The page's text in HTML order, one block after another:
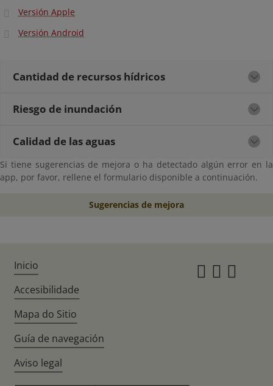
Versión Apple
Versión Android
Cantidad de recursos hídricos
Riesgo de inundación
Calidad de las aguas
Si tiene sugerencias de mejora o ha detectado algún error en la
app, por favor, rellene el formulario disponible a continuación.
Sugerencias de mejora
Inicio
Accesibilidade
Mapa do Sitio
Guía de navegación
Aviso legal